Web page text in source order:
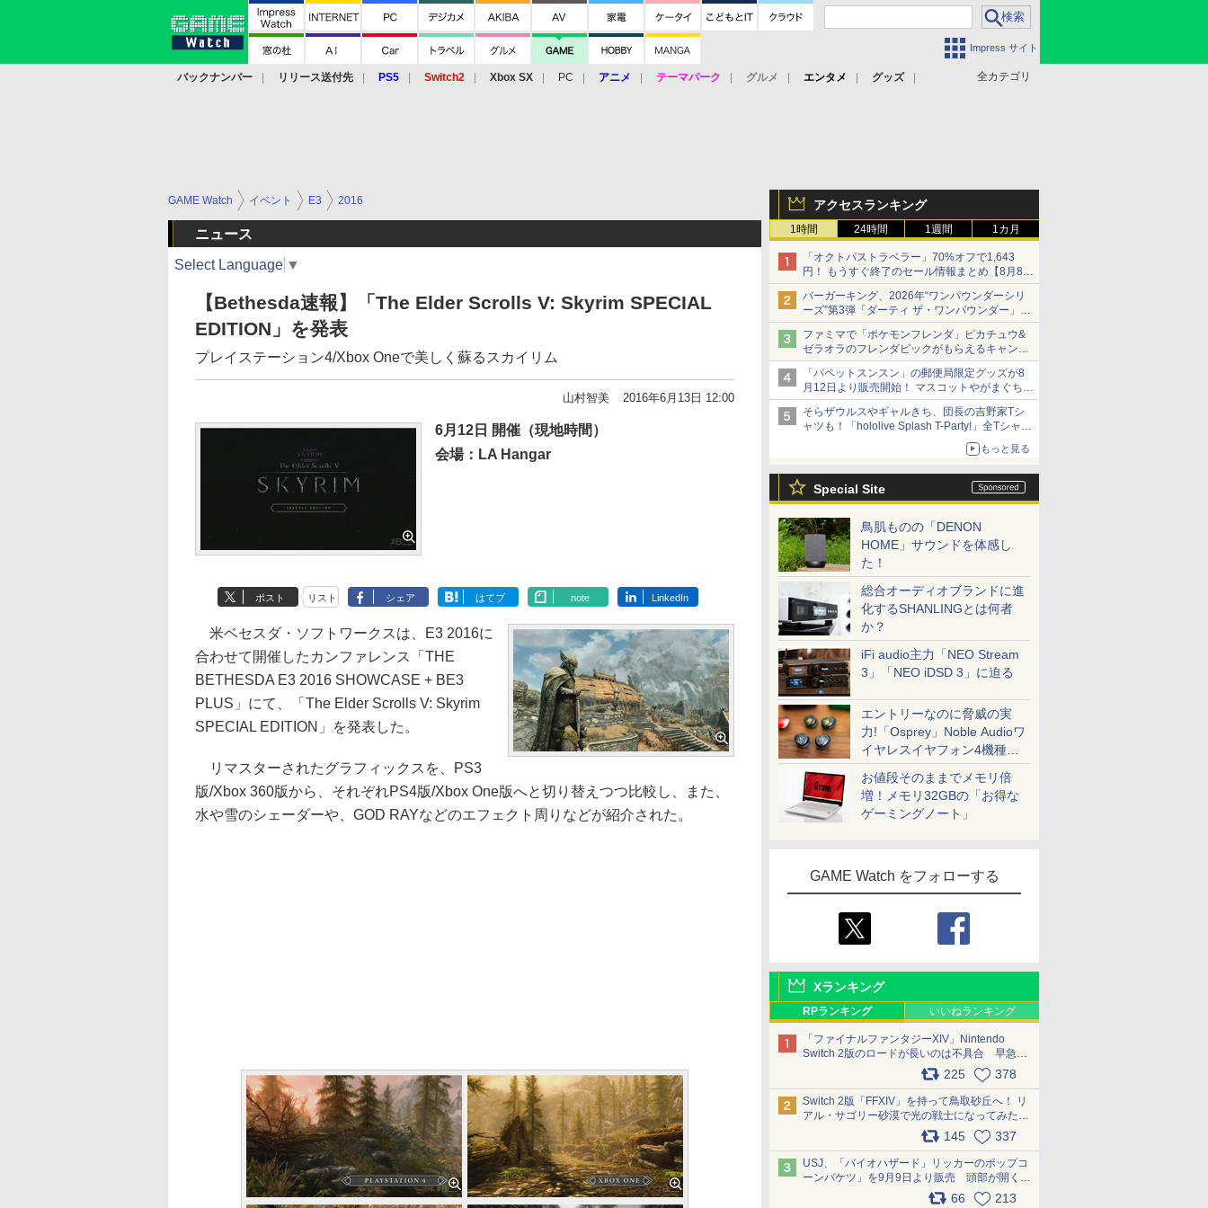
Impress サイト
全カテゴリ
バックナンバー リリース送付先 PS5 Switch2 Xbox SX PC アニメ テーマパーク グルメ エンタメ
グッズ
アクセスランキング
1時間 24時間 1週間 1カ月
「オクトパストラベラー」70%オフで1,643
円！ もうすぐ終了のセール情報まとめ【8月8日
更新】
ニンテンドーeショップでは「大神 絶景版」が
67%オフで990円
バーガーキング、2026年“ワンパウンダーシリ
ーズ”第3弾「ダーティ ザ・ワンパウンダー」を
8月7日発売
「特製ガーリックマヨソース」を使用した超大
型チーズバーガー
ファミマで「ポケモンフレンダ」ピカチュウ&
ゼラオラのフレンダピックがもらえるキャンペ
ーン開催！
「パペットスンスン」の郵便局限定グッズが8
月12日より販売開始！ マスコットやがまぐち、
レターセットなどが登場
そらザウルスやギャルきち、団長の吉野家Tシ
ャツも！「hololive Splash T-Party!」全Tシャツ
ラインナップ公開＆オンライン販売開始
もっと見る
Special Site
鳥肌ものの「DENON
HOME」サウンドを体感し
た！
総合オーディオブランドに進
化するSHANLINGとは何者
か？
iFi audio主力「NEO Stream
3」「NEO iDSD 3」に迫る
エントリーなのに脅威の実
力!「Osprey」Noble Audioワ
イヤレスイヤフォン4機種を
一気に聴く
お値段そのままでメモリ倍
増！メモリ32GBの「お得な
ゲーミングノート」
GAME Watch をフォローする
Xランキング
RPランキング いいねランキング
「ファイナルファンタジーXIV」Nintendo
Switch 2版のロードが長いのは不具合 早急に
アップデートできるよう対応中225 378
Switch 2版「FFXIV」を持って鳥取砂丘へ！ リ
アル・サゴリー砂漠で光の戦士になってみた
145 337
USJ、「バイオハザード」リッカーのポップコ
ーンバケツ」を9月9日より販売 頭部が開く仕
組み。味は恐怖を堪のう「味噌フレーバー」
66 213
GAME Watch イベント E3 2016
ニュース
Select Language ▼
【Bethesda速報】「The Elder Scrolls V: Skyrim SPECIAL
EDITION」を発表
プレイステーション4/Xbox Oneで美しく蘇るスカイリム
山村智美 2016年6月13日 12:00
6月12日 開催（現地時間）
会場：LA Hangar
ポスト リスト シェア はてブ note LinkedIn
米ベセスダ・ソフトワークスは、E3 2016に
合わせて開催したカンファレンス「THE
BETHESDA E3 2016 SHOWCASE + BE3
PLUS」にて、「The Elder Scrolls V: Skyrim
SPECIAL EDITION」を発表した。
リマスターされたグラフィックスを、PS3
版/Xbox 360版から、それぞれPS4版/Xbox One版へと切り替えつつ比較し、また、
水や雪のシェーダーや、GOD RAYなどのエフェクト周りなどが紹介された。